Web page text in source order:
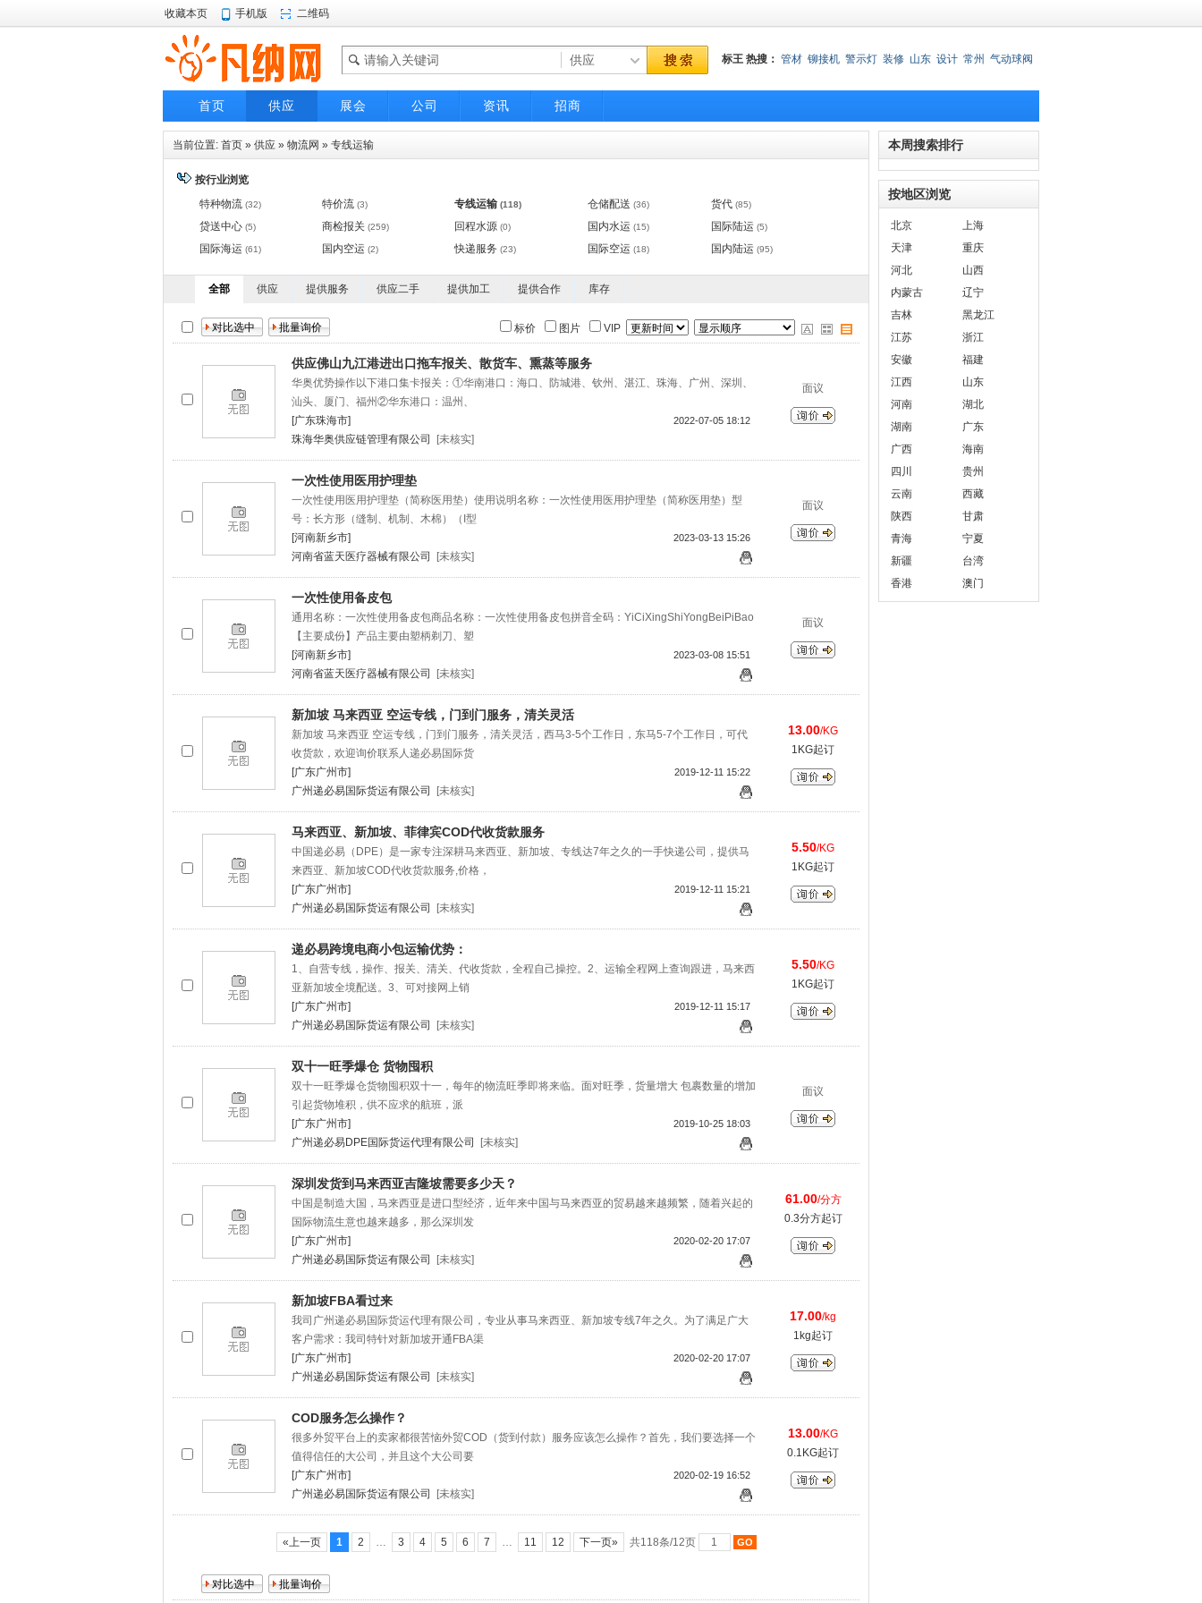
收藏本页 手机版 二维码
标王 热搜： 管材 铆接机 警示灯 装修 山东 设计 常州 气动球阀
首页 供应 展会 公司 资讯 招商
当前位置: 首页 » 供应 » 物流网 » 专线运输
按行业浏览
特种物流 (32) 特价流 (3) 专线运输 (118) 仓储配送 (36) 货代 (85)
贷送中心 (5) 商检报关 (259) 回程水源 (0) 国内水运 (15) 国际陆运 (5)
国际海运 (61) 国内空运 (2) 快递服务 (23) 国际空运 (18) 国内陆运 (95)
全部 供应 提供服务 供应二手 提供加工 提供合作 库存
标价 图片 VIP
供应佛山九江港进出口拖车报关、散货车、熏蒸等服务
华奥优势操作以下港口集卡报关：①华南港口：海口、防城港、钦州、湛江、珠海、广州、深圳、
汕头、厦门、福州②华东港口：温州、
2022-07-05 18:12
[广东珠海市]
珠海华奥供应链管理有限公司
[未核实]
面议
一次性使用医用护理垫
一次性使用医用护理垫（简称医用垫）使用说明名称：一次性使用医用护理垫（简称医用垫）型
号：长方形（缝制、机制、木棉）（I型
2023-03-13 15:26
[河南新乡市]
河南省蓝天医疗器械有限公司
[未核实]
面议
一次性使用备皮包
通用名称：一次性使用备皮包商品名称：一次性使用备皮包拼音全码：YiCiXingShiYongBeiPiBao
【主要成份】产品主要由塑柄剃刀、塑
2023-03-08 15:51
[河南新乡市]
河南省蓝天医疗器械有限公司
[未核实]
面议
新加坡 马来西亚 空运专线，门到门服务，清关灵活
新加坡 马来西亚 空运专线，门到门服务，清关灵活，西马3-5个工作日，东马5-7个工作日，可代
收货款，欢迎询价联系人递必易国际货
2019-12-11 15:22
[广东广州市]
广州递必易国际货运有限公司
[未核实]
13.00/KG
1KG起订
马来西亚、新加坡、菲律宾COD代收货款服务
中国递必易（DPE）是一家专注深耕马来西亚、新加坡、专线达7年之久的一手快递公司，提供马
来西亚、新加坡COD代收货款服务,价格，
2019-12-11 15:21
[广东广州市]
广州递必易国际货运有限公司
[未核实]
5.50/KG
1KG起订
递必易跨境电商小包运输优势：
1、自营专线，操作、报关、清关、代收货款，全程自己操控。2、运输全程网上查询跟进，马来西
亚新加坡全境配送。3、可对接网上销
2019-12-11 15:17
[广东广州市]
广州递必易国际货运有限公司
[未核实]
5.50/KG
1KG起订
双十一旺季爆仓 货物囤积
双十一旺季爆仓货物囤积双十一，每年的物流旺季即将来临。面对旺季，货量增大 包裹数量的增加
引起货物堆积，供不应求的航班，派
2019-10-25 18:03
[广东广州市]
广州递必易DPE国际货运代理有限公司
[未核实]
面议
深圳发货到马来西亚吉隆坡需要多少天？
中国是制造大国，马来西亚是进口型经济，近年来中国与马来西亚的贸易越来越频繁，随着兴起的
国际物流生意也越来越多，那么深圳发
2020-02-20 17:07
[广东广州市]
广州递必易国际货运有限公司
[未核实]
61.00/分方
0.3分方起订
新加坡FBA看过来
我司广州递必易国际货运代理有限公司，专业从事马来西亚、新加坡专线7年之久。为了满足广大
客户需求：我司特针对新加坡开通FBA渠
2020-02-20 17:07
[广东广州市]
广州递必易国际货运有限公司
[未核实]
17.00/kg
1kg起订
COD服务怎么操作？
很多外贸平台上的卖家都很苦恼外贸COD（货到付款）服务应该怎么操作？首先，我们要选择一个
值得信任的大公司，并且这个大公司要
2020-02-19 16:52
[广东广州市]
广州递必易国际货运有限公司
[未核实]
13.00/KG
0.1KG起订
«上一页 1 2 … 3 4 5 6 7 … 11 12 下一页» 共118条/12页
本周搜索排行
按地区浏览
北京
上海
天津
重庆
河北
山西
内蒙古
辽宁
吉林
黑龙江
江苏
浙江
安徽
福建
江西
山东
河南
湖北
湖南
广东
广西
海南
四川
贵州
云南
西藏
陕西
甘肃
青海
宁夏
新疆
台湾
香港
澳门